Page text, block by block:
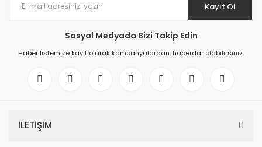
Kayıt Ol
Sosyal Medyada Bizi Takip Edin
Haber listemize kayıt olarak kampanyalardan, haberdar olabilirsiniz.
İLETİŞİM